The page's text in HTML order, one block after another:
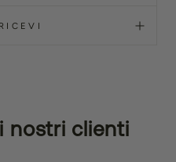
nostri clienti